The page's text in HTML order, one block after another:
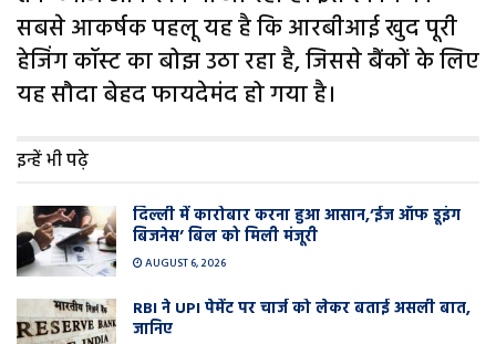
सबसे आकर्षक पहलू यह है कि आरबीआई खुद पूरी
हेजिंग कॉस्ट का बोझ उठा रहा है, जिससे बैंकों के लिए
यह सौदा बेहद फायदेमंद हो गया है।
इन्हें भी पढ़े
दिल्ली में कारोबार करना हुआ आसान,’ईज ऑफ डूइंग
बिजनेस’ बिल को मिली मंजूरी
AUGUST 6, 2026
RBI ने UPI पेमेंट पर चार्ज को लेकर बताई असली बात,
जानिए